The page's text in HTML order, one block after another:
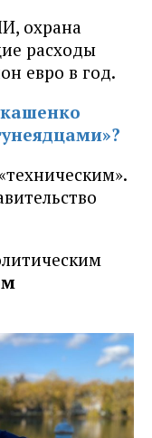
охрана
расходы
евро в год.